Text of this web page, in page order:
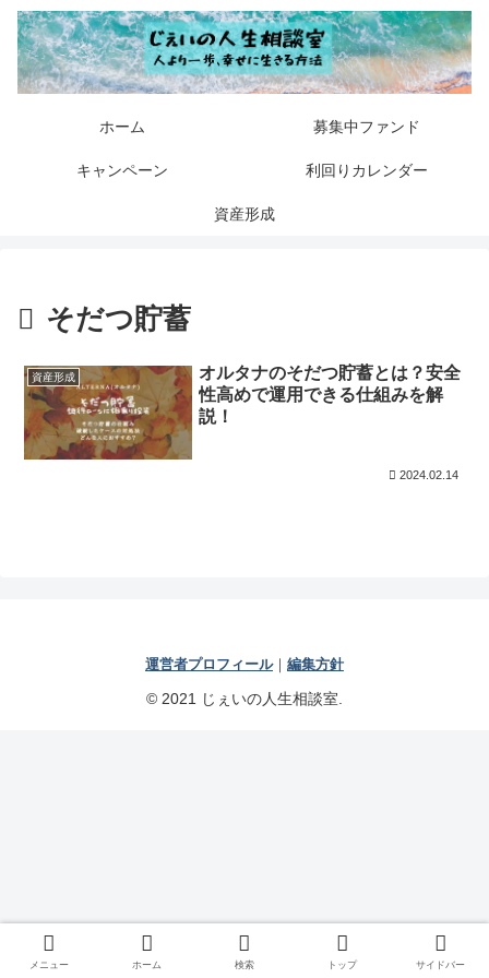
ホーム 募集中ファンド
キャンペーン 利回りカレンダー
資産形成
そだつ貯蓄
資産形成
オルタナのそだつ貯蓄とは？安全
性高めで運用できる仕組みを解
説！
2024.02.14
運営者プロフィール｜ 編集方針
© 2021 じぇいの人生相談室.
メニュー ホーム 検索 トップ サイドバー